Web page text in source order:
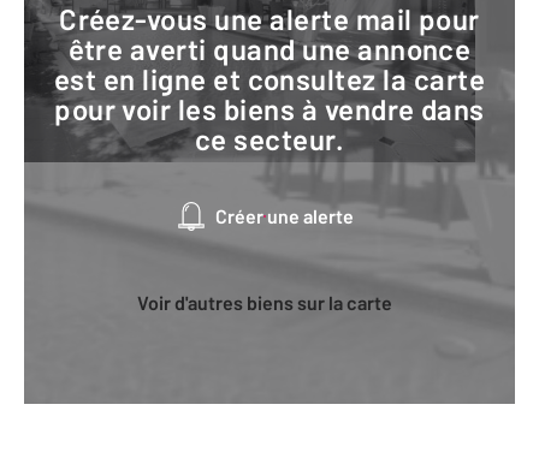
Créez-vous une alerte mail pour
être averti quand une annonce
est en ligne et consultez la carte
pour voir les biens à vendre dans
ce secteur.
Créer une alerte
Voir d'autres biens sur la carte